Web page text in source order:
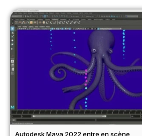
Autodesk Maya 2022 entre en scène